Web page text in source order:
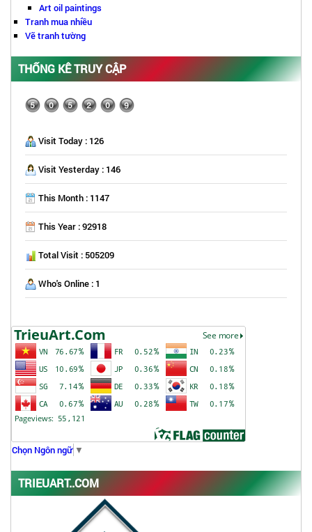
Art oil paintings
Tranh mua nhiều
Vẽ tranh tường
THỐNG KÊ TRUY CẬP
Visit Today : 126
Visit Yesterday : 146
This Month : 1147
This Year : 92918
Total Visit : 505209
Who's Online : 1
Chọn Ngôn ngữ ▼
TRIEUART..COM